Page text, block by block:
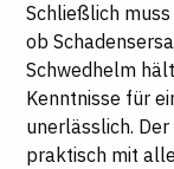
Schließlich
ob
Schwedhelm
Kenntnisse für
unerlässlich.
praktisch mit